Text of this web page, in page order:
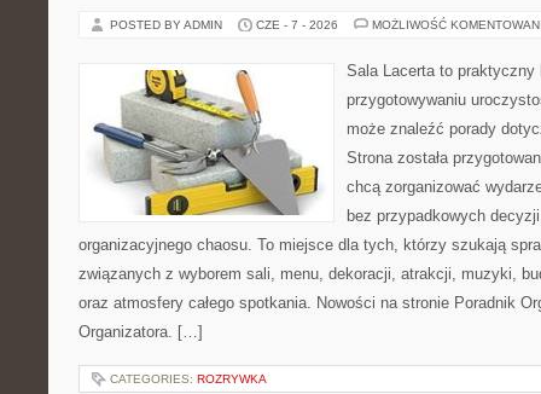
POSTED BY ADMIN CZE - 7 - 2026 MOŻLIWOŚĆ
Sala Lacerta to praktyczny
przygotowywaniu
może znaleźć porady
Strona została
chcą zorganizować
bez przypadkowych
organizacyjnego chaosu. To miejsce dla tych, którzy szukają
związanych z wyborem sali, menu, dekoracji, atrakcji, muzyki,
oraz atmosfery całego spotkania. Nowości na stronie Poradnik
Organizatora. […]
CATEGORIES: ROZRYWKA